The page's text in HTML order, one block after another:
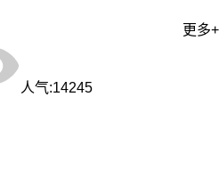
更多+
人气:14245